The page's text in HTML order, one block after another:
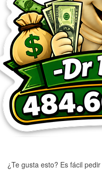
¿Te gusta esto? Es fácil pedir